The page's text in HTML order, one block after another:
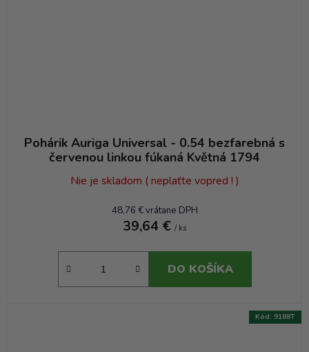
Pohárik Auriga Universal - 0.54 bezfarebná s
červenou linkou fúkaná Květná 1794
Nie je skladom ( neplaťte vopred ! )
48,76 € vrátane DPH
39,64 € / ks
DO KOŠÍKA
Kód: 9188T